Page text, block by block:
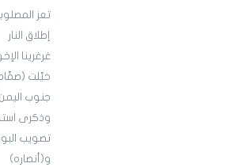
تعز
إطلاق النار
غرغرينا
خيَّلت
جنوب
وذكرى
تصويب
و(أنصاره)